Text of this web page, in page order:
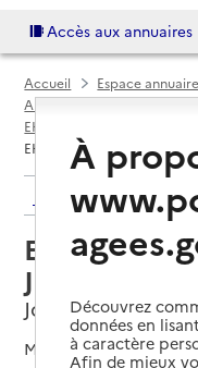
Accès aux annuaires
Accueil
Espace annuaire
Annuaire EHPAD et
EHPAD par département
EHPAD du Centre
Retour aux
EHPAD du
Josselin
Josselin,
Mis à jour le03/04/
À
Découvrez
données en
à caractère
Afin de mieux